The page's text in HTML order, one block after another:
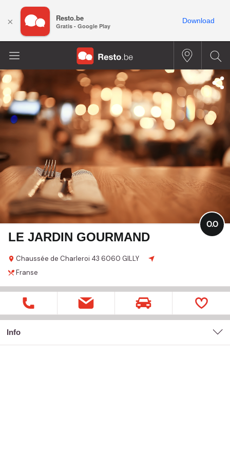
LE JARDIN GOURMAND
Chaussée de Charleroi 43 6060 GILLY
0.0
Franse
Info
× Resto.be
Gratis - Google Play
Download